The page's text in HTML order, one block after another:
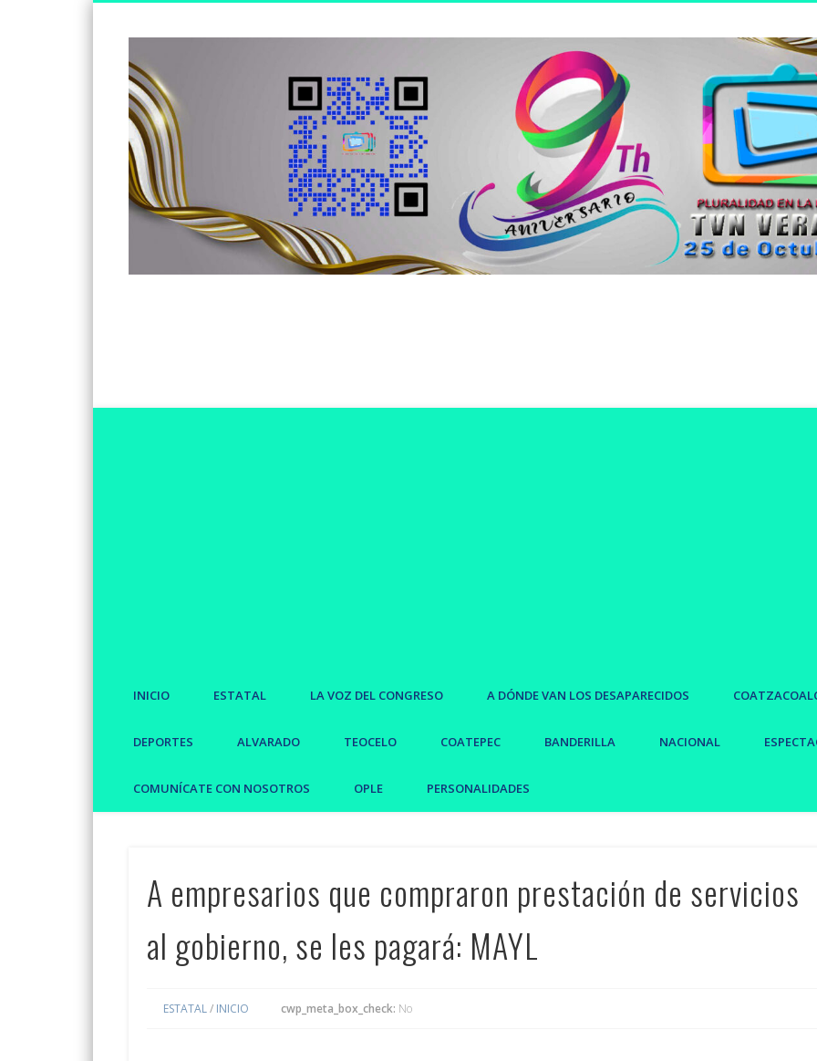
Somos un medio de información independiente, con visión joven.
INICIO ESTATAL LA VOZ DEL CONGRESO A DÓNDE VAN LOS DESAPARECIDOS
DEPORTES ALVARADO TEOCELO COATEPEC BANDERILLA NACIONAL
COMUNÍCATE CON NOSOTROS OPLE PERSONALIDADES
A empresarios que compraron prestación de servicios
al gobierno, se les pagará: MAYL
ESTATAL/ INICIO cwp_meta_box_check: No